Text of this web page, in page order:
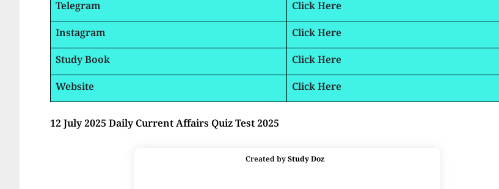
Telegram
Click Here
Instagram
Click Here
Study Book
Click Here
Website
Click Here
12 July 2025 Daily Current Affairs Quiz Test 2025
Created byStudy Doz